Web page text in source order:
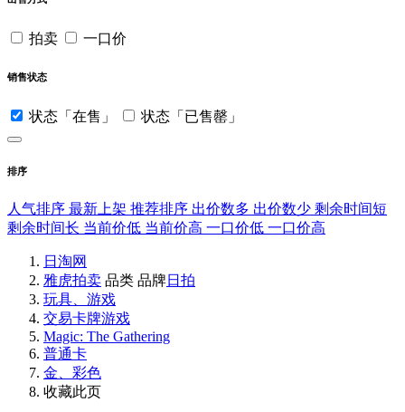
拍卖 一口价
销售状态
状态「在售」 状态「已售罄」
排序
人气排序 最新上架 推荐排序 出价数多 出价数少 剩余时间短
剩余时间长 当前价低 当前价高 一口价低 一口价高
日淘网
雅虎拍卖 品类 品牌日拍
玩具、游戏
交易卡牌游戏
Magic: The Gathering
普通卡
金、彩色
收藏此页